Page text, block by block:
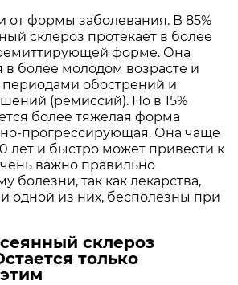
от формы заболевания. В 85%
склероз протекает в более
форме. Она
в более молодом возрасте и
периодами обострений и
(ремиссий). Но в 15%
более тяжелая форма
прогрессирующая. Она чаще
лет и быстро может привести к
важно правильно
болезни, так как лекарства,
одной из них, бесполезны при
склероз
только